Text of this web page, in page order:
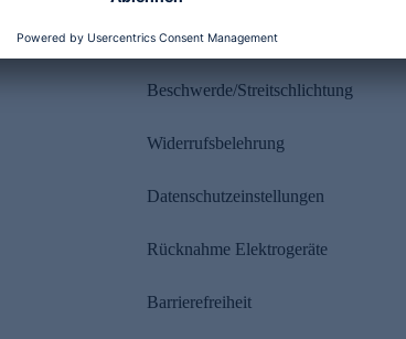
Rechtliches
Beschwerde/Streitschlichtung
Widerrufsbelehrung
Datenschutzeinstellungen
Rücknahme Elektrogeräte
Barrierefreiheit